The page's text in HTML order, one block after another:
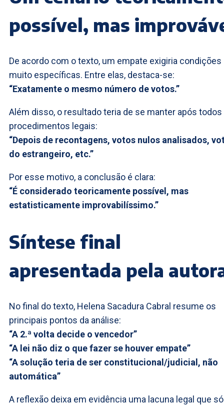
possível, mas
De acordo com o texto, um empate exigiria condições
muito específicas. Entre elas, destaca-se:
“Exatamente o mesmo número de votos.”
Além disso, o resultado teria de se manter após
procedimentos legais:
“Depois de recontagens, votos nulos analisados,
do estrangeiro, etc.”
Por esse motivo, a conclusão é clara:
“É considerado teoricamente possível, mas
estatisticamente improvabilíssimo.”
Síntese final
apresentada pela
No final do texto, Helena Sacadura Cabral resume os
principais pontos da análise:
“A 2.ª volta decide o vencedor”
“A lei não diz o que fazer se houver empate”
“A solução teria de ser constitucional/judicial, não
automática”
A reflexão deixa em evidência uma lacuna legal que só